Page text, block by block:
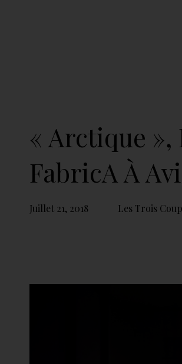
« Arctique »,
FabricA À
Juillet 21, 2018 Les Trois